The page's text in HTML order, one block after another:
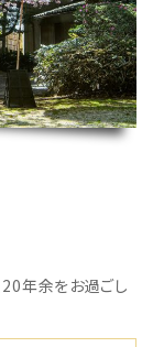
年余をお過ごし